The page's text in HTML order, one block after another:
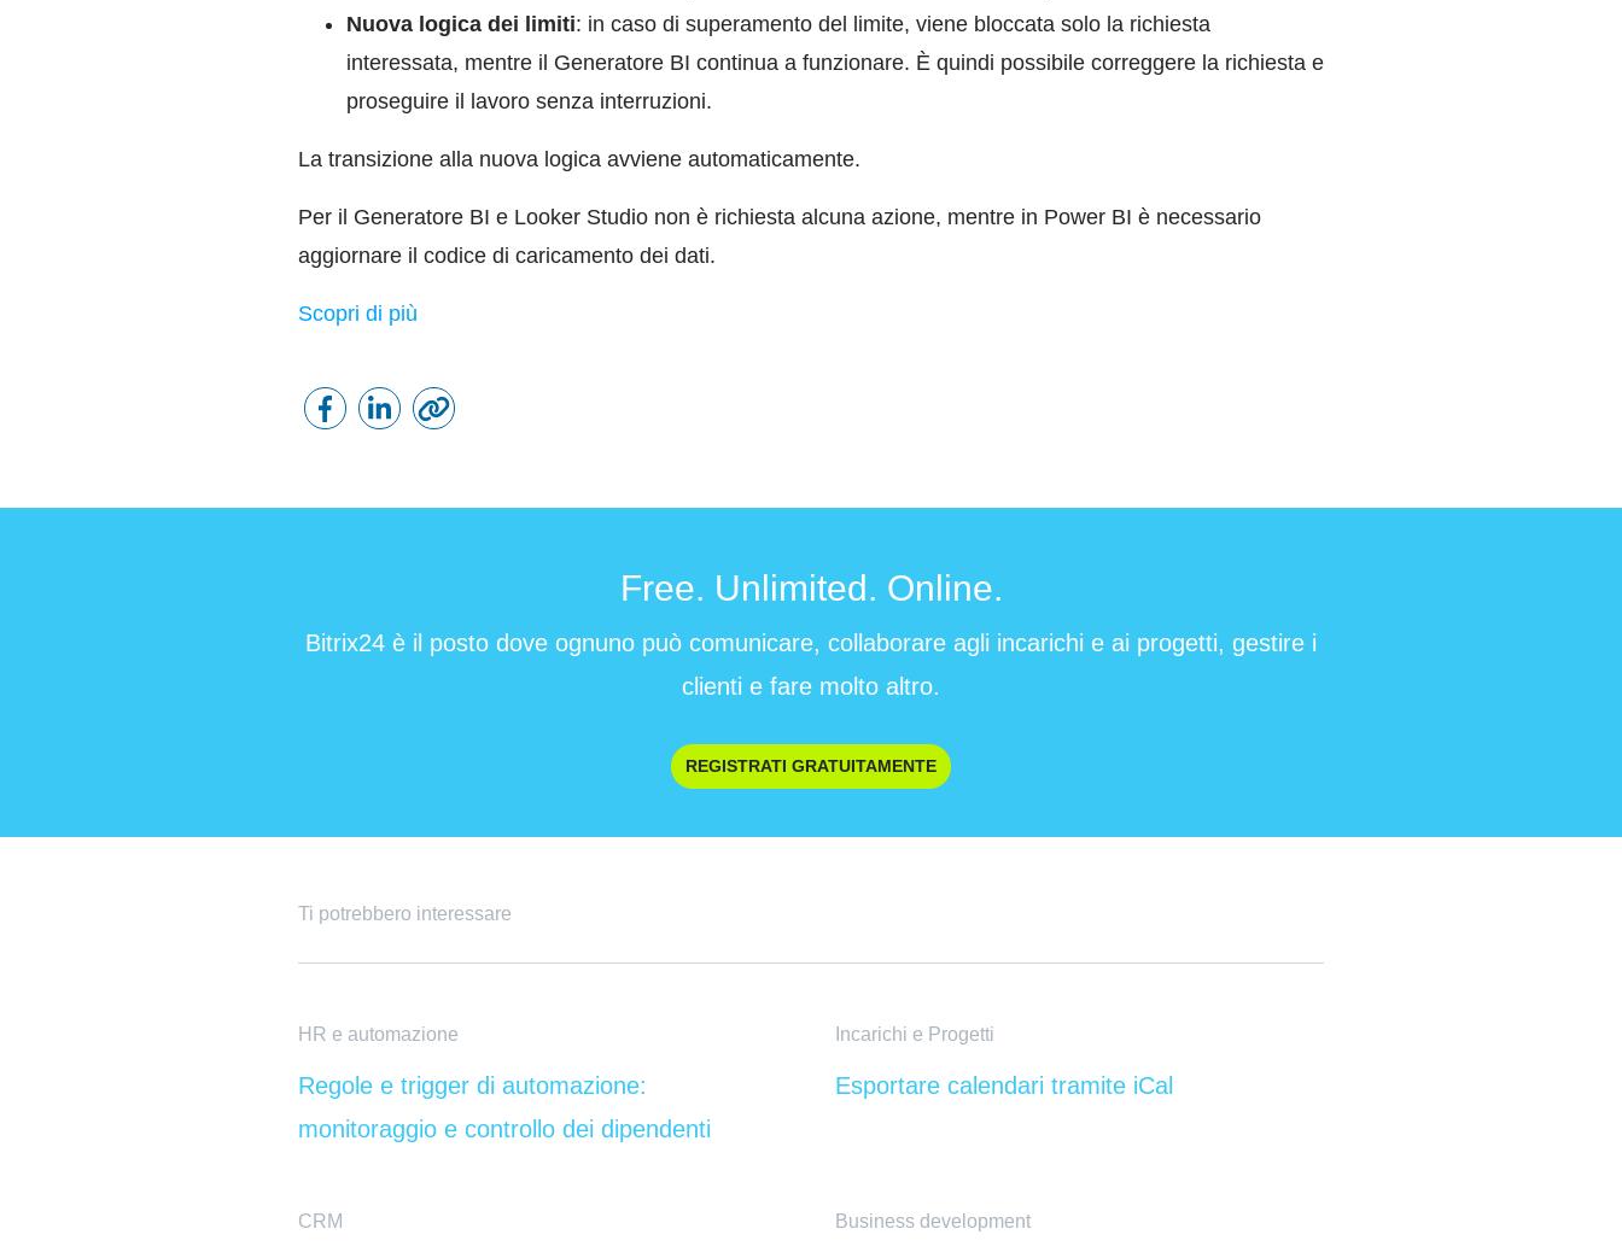
Nuova logica dei limiti: in caso di superamento del limite, viene bloccata solo la richiesta
interessata, mentre il Generatore BI continua a funzionare. È quindi possibile correggere la richiesta e
proseguire il lavoro senza interruzioni.
La transizione alla nuova logica avviene automaticamente.
Per il Generatore BI e Looker Studio non è richiesta alcuna azione, mentre in Power BI è necessario
aggiornare il codice di caricamento dei dati.
Scopri di più
Free. Unlimited. Online.
Bitrix24 è il posto dove ognuno può comunicare, collaborare agli incarichi e ai progetti, gestire i
clienti e fare molto altro.
REGISTRATI GRATUITAMENTE
Ti potrebbero interessare
HR e automazione
Regole e trigger di automazione:
monitoraggio e controllo dei dipendenti
Incarichi e Progetti
Esportare calendari tramite iCal
CRM Business development